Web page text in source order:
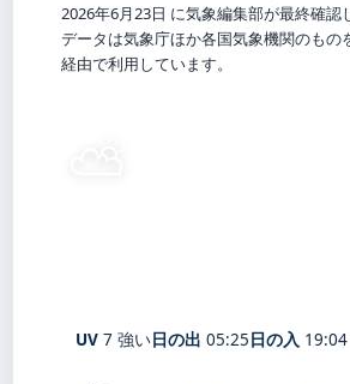
2026年6月23日 に気象編集部が最終確認
データは気象庁ほか各国気象機関のも
経由で利用しています。
UV 7 強い日の出 05:25日の入 19:04